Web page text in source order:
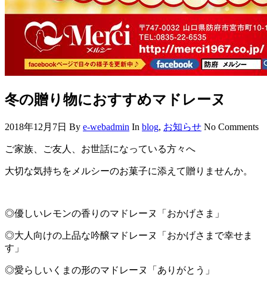
冬の贈り物におすすめマドレーヌ
2018年12月7日 By e-webadmin In blog, お知らせ No Comments
ご家族、ご友人、お世話になっている方々へ
大切な気持ちをメルシーのお菓子に添えて贈りませんか。
◎優しいレモンの香りのマドレーヌ「おかげさま」
◎大人向けの上品な吟醸マドレーヌ「おかげさまで幸せま
す」
◎愛らしいくまの形のマドレーヌ「ありがとう」